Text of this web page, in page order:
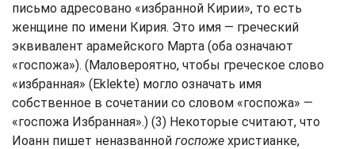
письмо адресовано «избранной Кирии», то есть
женщине по имени Кирия. Это имя — греческий
эквивалент арамейского Марта (оба означают
«госпожа»). (Маловероятно, чтобы греческое слово
«избранная» (Еklekte) могло означать имя
собственное в сочетании со словом «госпожа» —
«госпожа Избранная».) (3) Некоторые считают, что
Иоанн пишет неназванной госпоже христианке,